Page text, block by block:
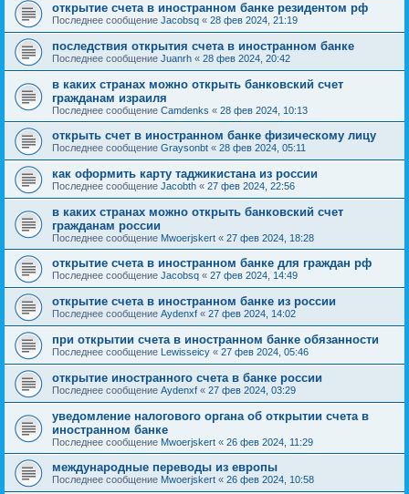
открытие счета в иностранном банке резидентом рф
Последнее сообщение Jacobsq « 28 фев 2024, 21:19
последствия открытия счета в иностранном банке
Последнее сообщение Juanrh « 28 фев 2024, 20:42
в каких странах можно открыть банковский счет
гражданам израиля
Последнее сообщение Camdenks « 28 фев 2024, 10:13
открыть счет в иностранном банке физическому лицу
Последнее сообщение Graysonbt « 28 фев 2024, 05:11
как оформить карту таджикистана из россии
Последнее сообщение Jacobth « 27 фев 2024, 22:56
в каких странах можно открыть банковский счет
гражданам россии
Последнее сообщение Mwoerjskert « 27 фев 2024, 18:28
открытие счета в иностранном банке для граждан рф
Последнее сообщение Jacobsq « 27 фев 2024, 14:49
открытие счета в иностранном банке из россии
Последнее сообщение Aydenxf « 27 фев 2024, 14:02
при открытии счета в иностранном банке обязанности
Последнее сообщение Lewisseicy « 27 фев 2024, 05:46
открытие иностранного счета в банке россии
Последнее сообщение Aydenxf « 27 фев 2024, 03:29
уведомление налогового органа об открытии счета в
иностранном банке
Последнее сообщение Mwoerjskert « 26 фев 2024, 11:29
международные переводы из европы
Последнее сообщение Mwoerjskert « 26 фев 2024, 10:58